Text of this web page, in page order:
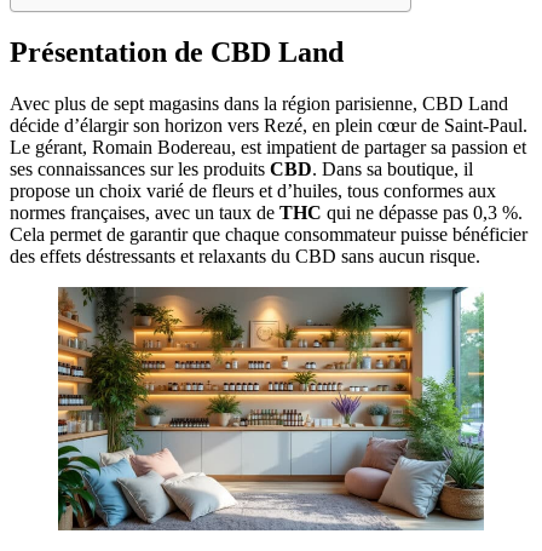
Présentation de CBD Land
Avec plus de sept magasins dans la région parisienne, CBD Land
décide d’élargir son horizon vers Rezé, en plein cœur de Saint-Paul.
Le gérant, Romain Bodereau, est impatient de partager sa passion et
ses connaissances sur les produits CBD. Dans sa boutique, il
propose un choix varié de fleurs et d’huiles, tous conformes aux
normes françaises, avec un taux de THC qui ne dépasse pas 0,3 %.
Cela permet de garantir que chaque consommateur puisse bénéficier
des effets déstressants et relaxants du CBD sans aucun risque.